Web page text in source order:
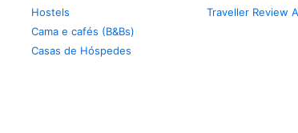
Hostels
Cama e cafés (B&Bs)
Casas de Hóspedes
Traveller Review